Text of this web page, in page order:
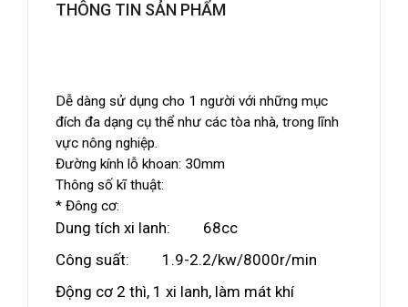
THÔNG TIN SẢN PHẨM
Dễ dàng sử dụng cho 1 người với những mục
đích đa dạng cụ thể như các tòa nhà, trong lĩnh
vực nông nghiệp.
Đường kính lỗ khoan: 30mm
Thông số kĩ thuật:
* Đông cơ:
Dung tích xi lanh: 68cc
Công suất: 1.9-2.2/kw/8000r/min
Động cơ 2 thì, 1 xi lanh, làm mát khí